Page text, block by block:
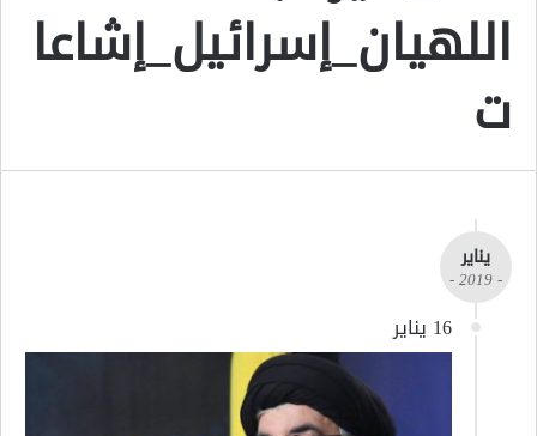
اللهيان_إسرائيل_إشاعا
ت
يناير
- 2019 -
16 يناير